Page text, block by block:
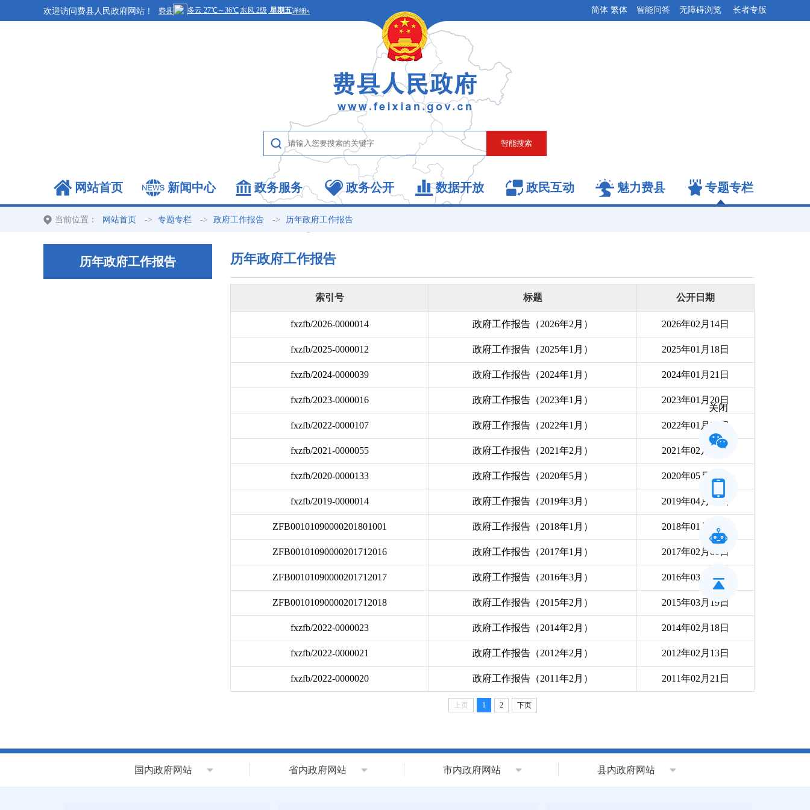
欢迎访问费县人民政府网站！ 智能问答 无障碍浏览 长者专版
简体 繁体
网站首页 新闻中心 政务服务 政务公开 数据开放 政民互动 魅力费县 专题专栏
当前位置： 网站首页 -> 专题专栏 -> 政府工作报告 -> 历年政府工作报告
历年政府工作报告 历年政府工作报告
索引号 标题 公开日期
fxzfb/2026-0000014 政府工作报告（2026年2月） 2026年02月14日
fxzfb/2025-0000012 政府工作报告（2025年1月） 2025年01月18日
fxzfb/2024-0000039 政府工作报告（2024年1月） 2024年01月21日
fxzfb/2023-0000016 政府工作报告（2023年1月） 2023年01月20日
fxzfb/2022-0000107 政府工作报告（2022年1月） 2022年01月31日
fxzfb/2021-0000055 政府工作报告（2021年2月） 2021年02月07日
fxzfb/2020-0000133 政府工作报告（2020年5月） 2020年05月29日
fxzfb/2019-0000014 政府工作报告（2019年3月） 2019年04月02日
ZFB00101090000201801001 政府工作报告（2018年1月） 2018年01月20日
ZFB00101090000201712016 政府工作报告（2017年1月） 2017年02月06日
ZFB00101090000201712017 政府工作报告（2016年3月） 2016年03月11日
ZFB00101090000201712018 政府工作报告（2015年2月） 2015年03月19日
fxzfb/2022-0000023 政府工作报告（2014年2月） 2014年02月18日
fxzfb/2022-0000021 政府工作报告（2012年2月） 2012年02月13日
fxzfb/2022-0000020 政府工作报告（2011年2月） 2011年02月21日
上页 1 2 下页
国内政府网站 省内政府网站 市内政府网站 县内政府网站
关闭